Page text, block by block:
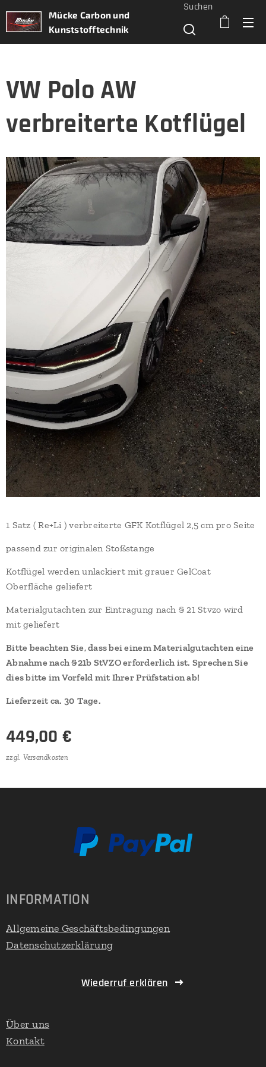
Mücke Carbon und
Kunststofftechnik
Suchen
VW Polo AW
verbreiterte Kotflügel
1 Satz ( Re+Li ) verbreiterte GFK Kotflügel 2,5 cm pro Seite
passend zur originalen Stoßstange
Kotflügel werden unlackiert mit grauer GelCoat
Oberfläche geliefert
Materialgutachten zur Eintragung nach § 21 Stvzo wird
mit geliefert
Bitte beachten Sie, dass bei einem Materialgutachten eine
Abnahme nach §21b StVZO erforderlich ist. Sprechen Sie
dies bitte im Vorfeld mit Ihrer Prüfstation ab!
Lieferzeit ca. 30 Tage.
449,00 €
zzgl. Versandkosten
INFORMATION
Allgemeine Geschäftsbedingungen
Datenschutzerklärung
Wiederruf erklären
Über uns
Kontakt